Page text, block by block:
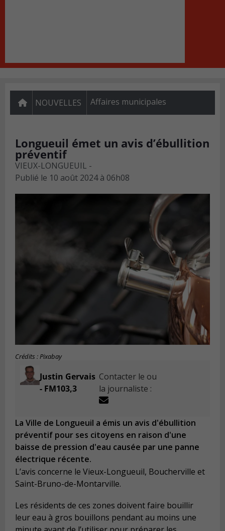
NOUVELLES Affaires municipales
Longueuil émet un avis d’ébullition
préventif
VIEUX-LONGUEUIL -
Publié le 10 août 2024 à 06h08
Crédits : Pixabay
Justin Gervais
- FM103,3
Contacter le ou
la journaliste :
La Ville de Longueuil a émis un avis d'ébullition
préventif pour ses citoyens en raison d'une
baisse de pression d'eau causée par une panne
électrique récente.
L’avis concerne le Vieux-Longueuil, Boucherville et
Saint-Bruno-de-Montarville.
Les résidents de ces zones doivent faire bouillir
leur eau à gros bouillons pendant au moins une